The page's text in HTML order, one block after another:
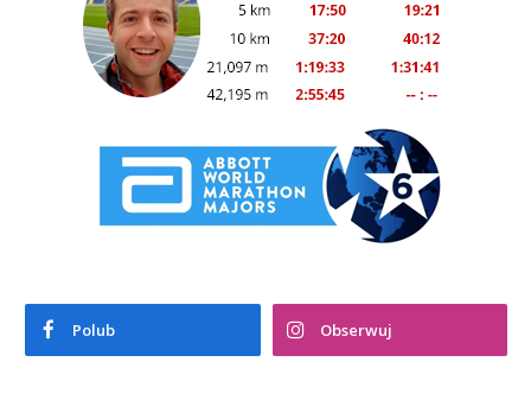
Polub Obserwuj